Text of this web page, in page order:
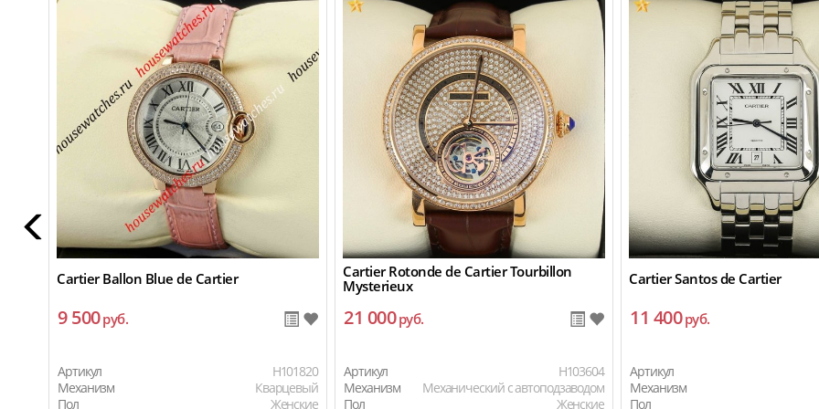
Cartier Ballon Blue de Cartier
9 500руб.
Артикул
H101820
Механизм
Кварцевый
Пол
Женские
Cartier Rotonde de Cartier Tourbillon
Mysterieux
21 000руб.
Артикул
H103604
Механизм
Механический с автоподзаводом
Пол
Женские
Cartier Santos de Cartier
11 400руб.
Артикул
Механизм
Пол